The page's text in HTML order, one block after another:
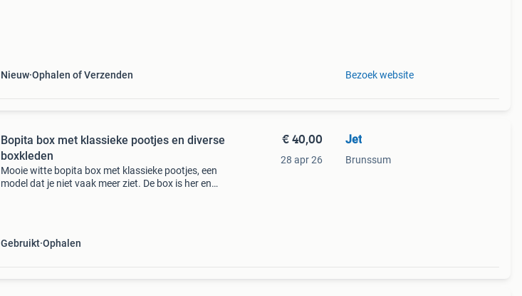
Nieuw Ophalen of Verzenden Bezoek website
Bopita box met klassieke pootjes en diverse
boxkleden
Mooie witte bopita box met klassieke pootjes, een
model dat je niet vaak meer ziet. De box is her en
Gebruikt Ophalen
€ 40,00
28 apr 26
Jet
Brunssum